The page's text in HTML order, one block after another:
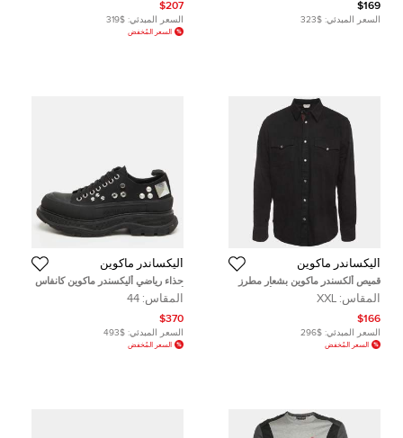
$169
السعر المبدئي: $323
$207
السعر المبدئي: $319
السعر المُخفض
أليكساندر ماكوين
قميص ألكسندر ماكوين بشعار مطرز
قماش الدنيم الأسود مقاس أكبر (إكس
إكس لارج)
المقاس: XXL
$166
السعر المبدئي: $296
السعر المُخفض
أليكساندر ماكوين
حذاء رياضي أليكسندر ماكوين كانفاس
أسود مثبت منخفض عنق مقاس 44
المقاس: 44
$370
السعر المبدئي: $493
السعر المُخفض